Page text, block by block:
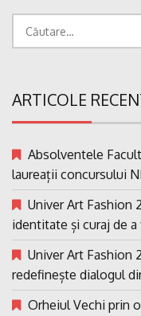
ARTICOLE
Absolventele
laureații concursului
Univer Art Fashion
identitate și curaj de
Univer Art Fashion
redefinește dialogul
Orheiul Vechi prin